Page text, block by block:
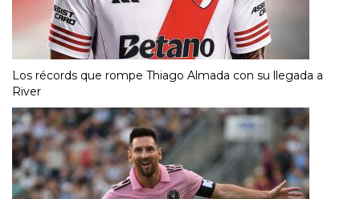
Los récords que rompe Thiago Almada con su llegada a
River